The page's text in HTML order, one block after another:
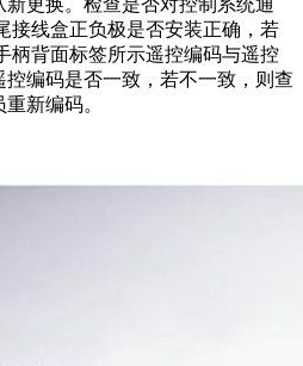
接线盒正负极是否安装正确，若
柄背面标签所示遥控编码与遥控
编码是否一致，若不一致，则查
新编码。